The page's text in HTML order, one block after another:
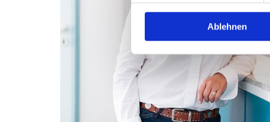
Ablehnen